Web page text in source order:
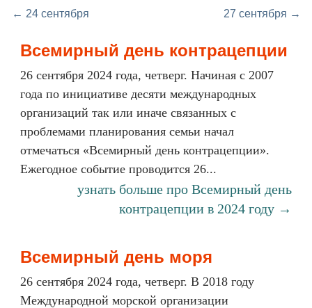
← 24 сентября 27 сентября →
Всемирный день контрацепции
26 сентября 2024 года, четверг. Начиная с 2007
года по инициативе десяти международных
организаций так или иначе связанных с
проблемами планирования семьи начал
отмечаться «Всемирный день контрацепции».
Ежегодное событие проводится 26...
узнать больше про Всемирный день
контрацепции в 2024 году →
Всемирный день моря
26 сентября 2024 года, четверг. В 2018 году
Международной морской организации